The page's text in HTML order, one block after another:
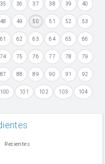
35 36 37 38 39 40
48 49 50 51 52 53
61 62 63 64 65 66
74 75 76 77 78 79
87 88 89 90 91 92
100 101 102 103 104
Recientes